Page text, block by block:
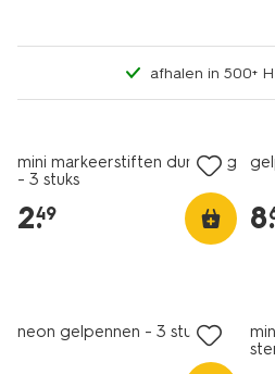
afhalen in 500+
mini markeerstiften dumpling
- 3 stuks
2.
49 8.
neon gelpennen - 3 stuks